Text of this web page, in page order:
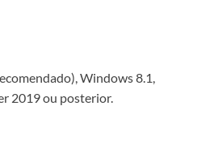
Windows 8.1,
2019 ou posterior.